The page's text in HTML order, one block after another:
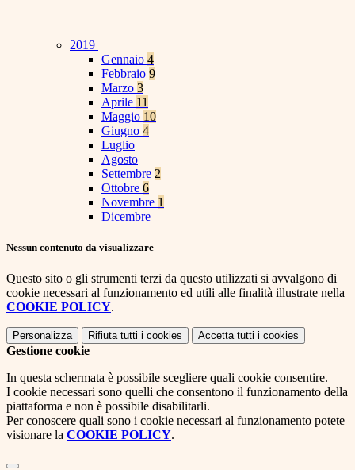
2019
Gennaio 4
Febbraio 9
Marzo 3
Aprile 11
Maggio 10
Giugno 4
Luglio
Agosto
Settembre 2
Ottobre 6
Novembre 1
Dicembre
Nessun contenuto da visualizzare
Questo sito o gli strumenti terzi da questo utilizzati si avvalgono di
cookie necessari al funzionamento ed utili alle finalità illustrate nella
COOKIE POLICY.
Personalizza Rifiuta tutti i cookies Accetta tutti i cookies
Gestione cookie
In questa schermata è possibile scegliere quali cookie consentire.
I cookie necessari sono quelli che consentono il funzionamento della
piattaforma e non è possibile disabilitarli.
Per conoscere quali sono i cookie necessari al funzionamento potete
visionare la COOKIE POLICY.